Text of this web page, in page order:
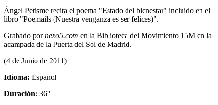
Ángel Petisme recita el poema "Estado del bienestar" incluido en el
libro "Poemails (Nuestra venganza es ser felices)".
Grabado pornexo5.com en la Biblioteca del Movimiento 15M en la
acampada de la Puerta del Sol de Madrid.
(4 de Junio de 2011)
Idioma: Español
Duración: 36''